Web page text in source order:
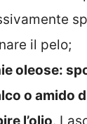
il pelo;
oleose:
o amido
l’olio.